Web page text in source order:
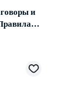
и
от
в браке.